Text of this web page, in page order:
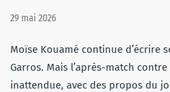
29 mai 2026
Moïse Kouamé continue d’écrire
Garros. Mais l’après-match
inattendue, avec des propos du